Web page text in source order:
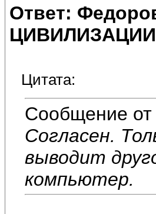
Ответ:
ЦИВИЛИЗАЦИИ
Цитата:
Сообщение от
Согласен.
выводит
компьютер.